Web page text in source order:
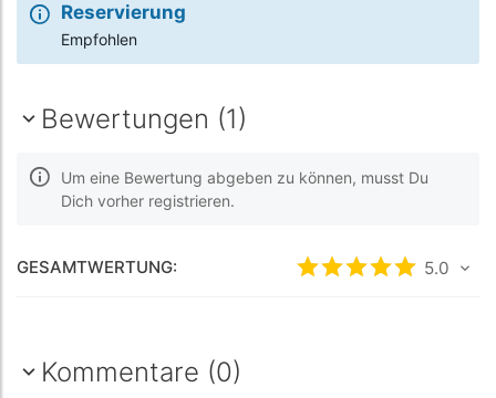
Reservierung
Empfohlen
Bewertungen (1)
Um eine Bewertung abgeben zu können, musst Du
Dich vorher registrieren.
GESAMTWERTUNG: bewertet5 /5
5.0
Kommentare (0)